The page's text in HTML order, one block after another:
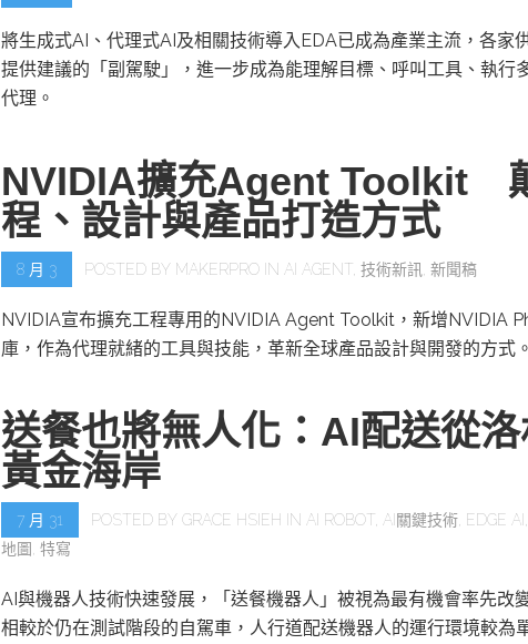
將生成式AI、代理式AI及相關技術導入EDA已成為產業主流，各家
提供建議的「副駕駛」，進一步成為能理解目標、呼叫工具、執行
代理。
NVIDIA擴充Agent Toolkit
程、設計與產品打造方式
8 月 3 POSTED BY MAKERPRO IN AI AGENT 技術新訊 新聞稿
NVIDIA宣布擴充工程專用的NVIDIA Agent Toolkit，新增NVIDIA
庫，作為代理就緒的工具與技能，革新全球產品設計與開發的方式。
送餐也將無人化：AI配送從
黃金海岸
7 月 31 POSTED BY GRACE HSIEH IN AI ROBOT AI關鍵技術 EDGE AI
地圖 特寫
AI與機器人技術快速發展，「送餐機器人」被視為最有機會率先改
相較於仍在測試階段的自駕車，人行道配送機器人的運行環境較為